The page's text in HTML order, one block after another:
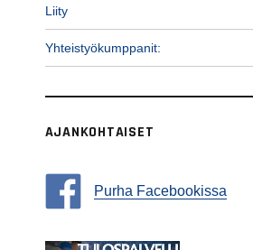
Liity
Yhteistyökumppanit:
AJANKOHTAISET
Purha Facebookissa